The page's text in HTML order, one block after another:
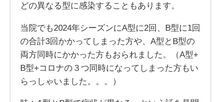
どの異なる型に感染することもあります。
当院でも2024年シーズンにA型に2回、B型に1回
の合計3回かかってしまった方や、A型とB型の
両方同時にかかった方もおられました。（A型+
B型+コロナの３つ同時になってしまった方もい
らっしゃいました。。。）